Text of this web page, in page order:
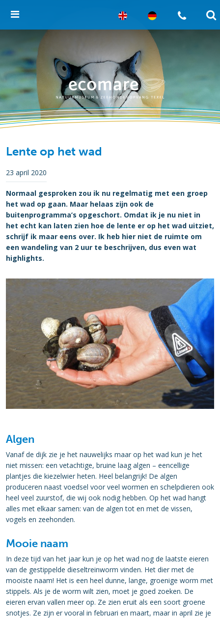
Lente op het wad
23 april 2020
Normaal gesproken zou ik nu regelmatig met een groep
het wad op gaan. Maar helaas zijn ook de
buitenprogramma’s opgeschort. Omdat ik je nu niet in
het echt kan laten zien hoe de lente er op het wad uitziet,
schrijf ik maar eens over. Ik heb hier niet de ruimte om
een wandeling van 2 uur te beschrijven, dus even wat
highlights.
Algen
Vanaf de dijk zie je het nauwelijks maar op het wad kun je het
niet missen: een vetachtige, bruine laag algen – eencellige
plantjes die kiezelwier heten. Heel belangrijk! De algen
produceren naast voedsel voor veel wormen en schelpdieren ook
heel veel zuurstof, die wij ook nodig hebben. Op het wad hangt
alles met elkaar samen: van de algen tot en met de vissen,
vogels en zeehonden.
Mooie naam
In deze tijd van het jaar kun je op het wad nog de laatste eieren
van de gestippelde dieseltreinworm vinden. Het dier met de
mooiste naam! Het is een heel dunne, lange, groenige worm met
stippels. Als je de worm wilt zien, moet je goed zoeken. De
eieren ervan vallen meer op. Ze zien eruit als een soort groene
snotjes. Ze zijn er vooral in februari en maart, maar in april zie je